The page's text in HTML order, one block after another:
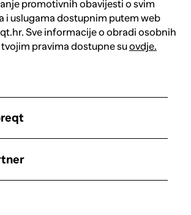
promotivnih obavijesti o svim
i uslugama dostupnim putem web
Sve informacije o obradi osobnih
pravima dostupne suovdje.